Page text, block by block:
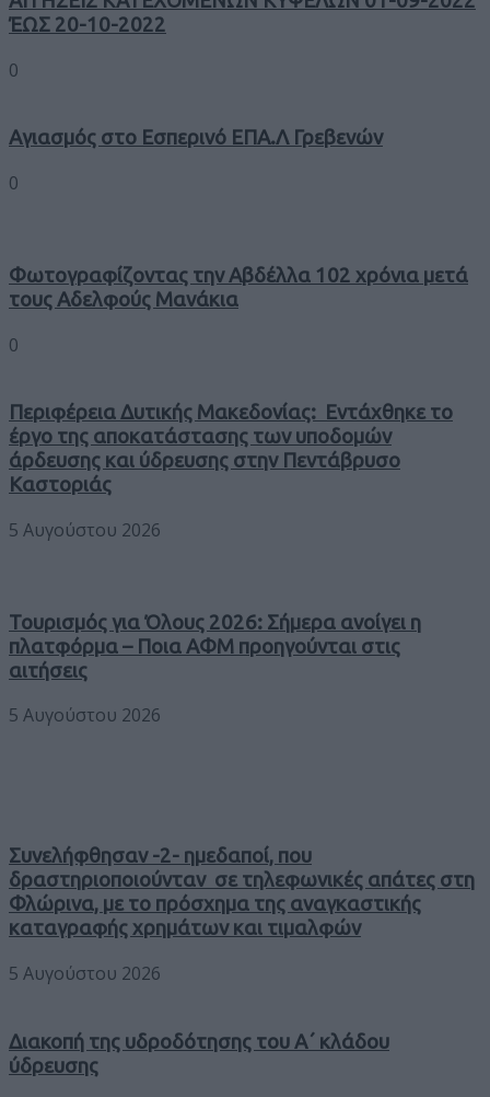
ΈΩΣ 20-10-2022
0
Αγιασμός στο Εσπερινό ΕΠΑ.Λ Γρεβενών
0
Φωτογραφίζοντας την Αβδέλλα 102 χρόνια μετά
τους Αδελφούς Μανάκια
0
Περιφέρεια Δυτικής Μακεδονίας: Εντάχθηκε το
έργο της αποκατάστασης των υποδομών
άρδευσης και ύδρευσης στην Πεντάβρυσο
Καστοριάς
5 Αυγούστου 2026
Τουρισμός για Όλους 2026: Σήμερα ανοίγει η
πλατφόρμα – Ποια ΑΦΜ προηγούνται στις
αιτήσεις
5 Αυγούστου 2026
Συνελήφθησαν -2- ημεδαποί, που
δραστηριοποιούνταν σε τηλεφωνικές απάτες στη
Φλώρινα, με το πρόσχημα της αναγκαστικής
καταγραφής χρημάτων και τιμαλφών
5 Αυγούστου 2026
Διακοπή της υδροδότησης του Α΄ κλάδου
ύδρευσης